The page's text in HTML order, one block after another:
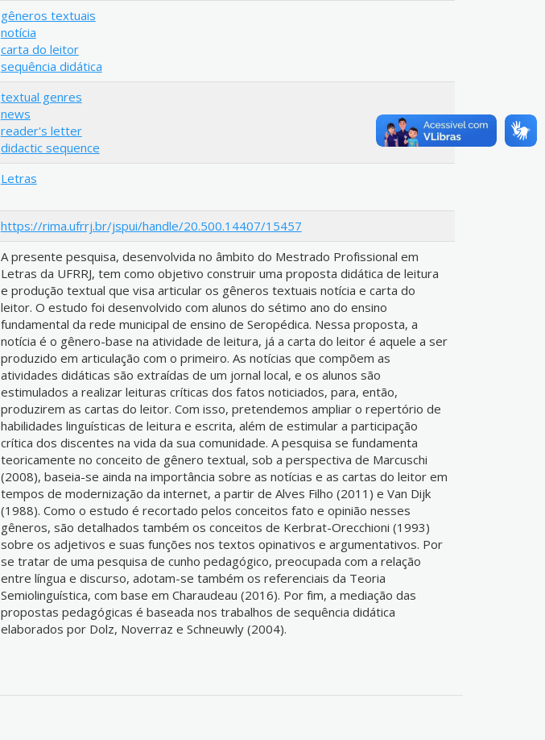
gêneros textuais
notícia
carta do leitor
sequência didática
textual genres
news
reader's letter
didactic sequence
Letras
https://rima.ufrrj.br/jspui/handle/20.500.14407/15457
A presente pesquisa, desenvolvida no âmbito do Mestrado Profissional em
Letras da UFRRJ, tem como objetivo construir uma proposta didática de leitura
e produção textual que visa articular os gêneros textuais notícia e carta do
leitor. O estudo foi desenvolvido com alunos do sétimo ano do ensino
fundamental da rede municipal de ensino de Seropédica. Nessa proposta, a
notícia é o gênero-base na atividade de leitura, já a carta do leitor é aquele a ser
produzido em articulação com o primeiro. As notícias que compõem as
atividades didáticas são extraídas de um jornal local, e os alunos são
estimulados a realizar leituras críticas dos fatos noticiados, para, então,
produzirem as cartas do leitor. Com isso, pretendemos ampliar o repertório de
habilidades linguísticas de leitura e escrita, além de estimular a participação
crítica dos discentes na vida da sua comunidade. A pesquisa se fundamenta
teoricamente no conceito de gênero textual, sob a perspectiva de Marcuschi
(2008), baseia-se ainda na importância sobre as notícias e as cartas do leitor em
tempos de modernização da internet, a partir de Alves Filho (2011) e Van Dijk
(1988). Como o estudo é recortado pelos conceitos fato e opinião nesses
gêneros, são detalhados também os conceitos de Kerbrat-Orecchioni (1993)
sobre os adjetivos e suas funções nos textos opinativos e argumentativos. Por
se tratar de uma pesquisa de cunho pedagógico, preocupada com a relação
entre língua e discurso, adotam-se também os referenciais da Teoria
Semiolinguística, com base em Charaudeau (2016). Por fim, a mediação das
propostas pedagógicas é baseada nos trabalhos de sequência didática
elaborados por Dolz, Noverraz e Schneuwly (2004).